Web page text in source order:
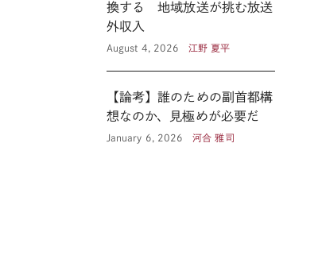
換する 地域放送が挑む放送
外収入
August 4, 2026 江野 夏平
【論考】誰のための副首都構
想なのか、見極めが必要だ
January 6, 2026 河合 雅司